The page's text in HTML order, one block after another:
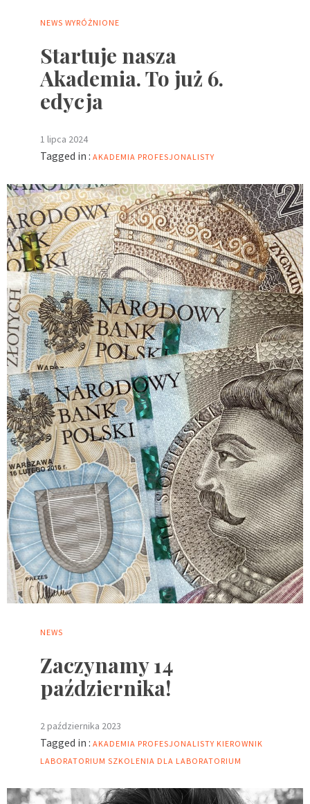
NEWS WYRÓŻNIONE
Startuje nasza
Akademia. To już 6.
edycja
1 lipca 2024
Tagged in : AKADEMIA PROFESJONALISTY
NEWS
Zaczynamy 14
października!
2 października 2023
Tagged in : AKADEMIA PROFESJONALISTY KIEROWNIK
LABORATORIUM SZKOLENIA DLA LABORATORIUM